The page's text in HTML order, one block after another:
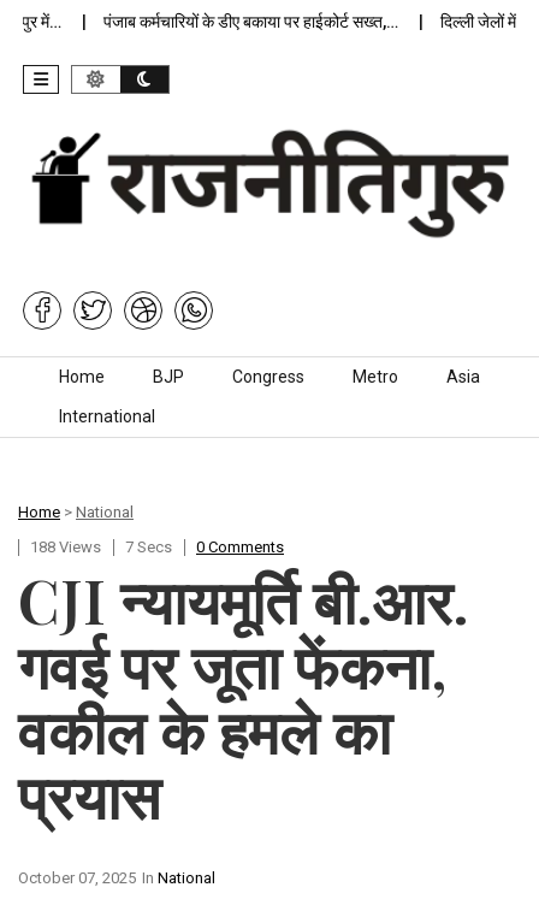
में… पंजाब कर्मचारियों के डीए बकाया पर हाईकोर्ट सख्त,… दिल्ली जेलों में
Skip to content
Home BJP Congress Metro Asia
International
Home > National
188 Views
7 Secs 0 Comments
CJI न्यायमूर्ति बी.आर.
गवई पर जूता फेंकना,
वकील के हमले का
प्रयास
In National
October 07, 2025